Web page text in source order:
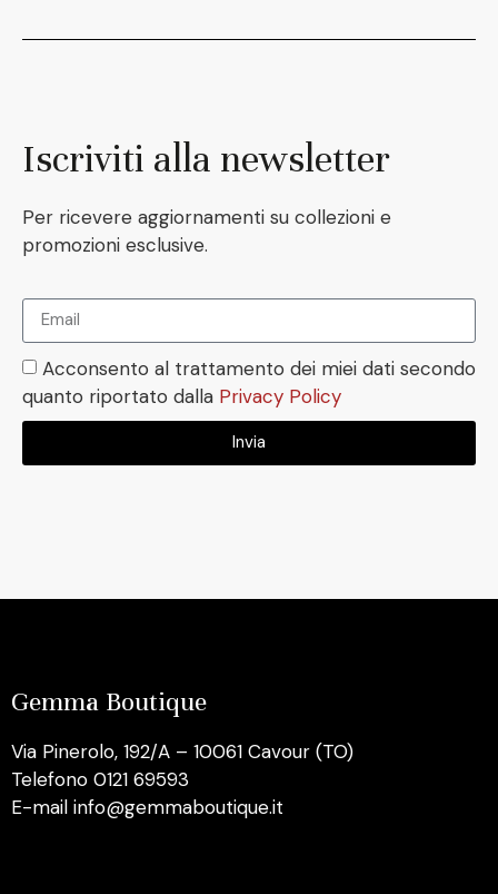
Iscriviti alla newsletter
Per ricevere aggiornamenti su collezioni e
promozioni esclusive.
Acconsento al trattamento dei miei dati secondo
quanto riportato dalla Privacy Policy
Invia
Gemma Boutique
Via Pinerolo, 192/A – 10061 Cavour (TO)
Telefono 0121 69593
E-mail info@gemmaboutique.it